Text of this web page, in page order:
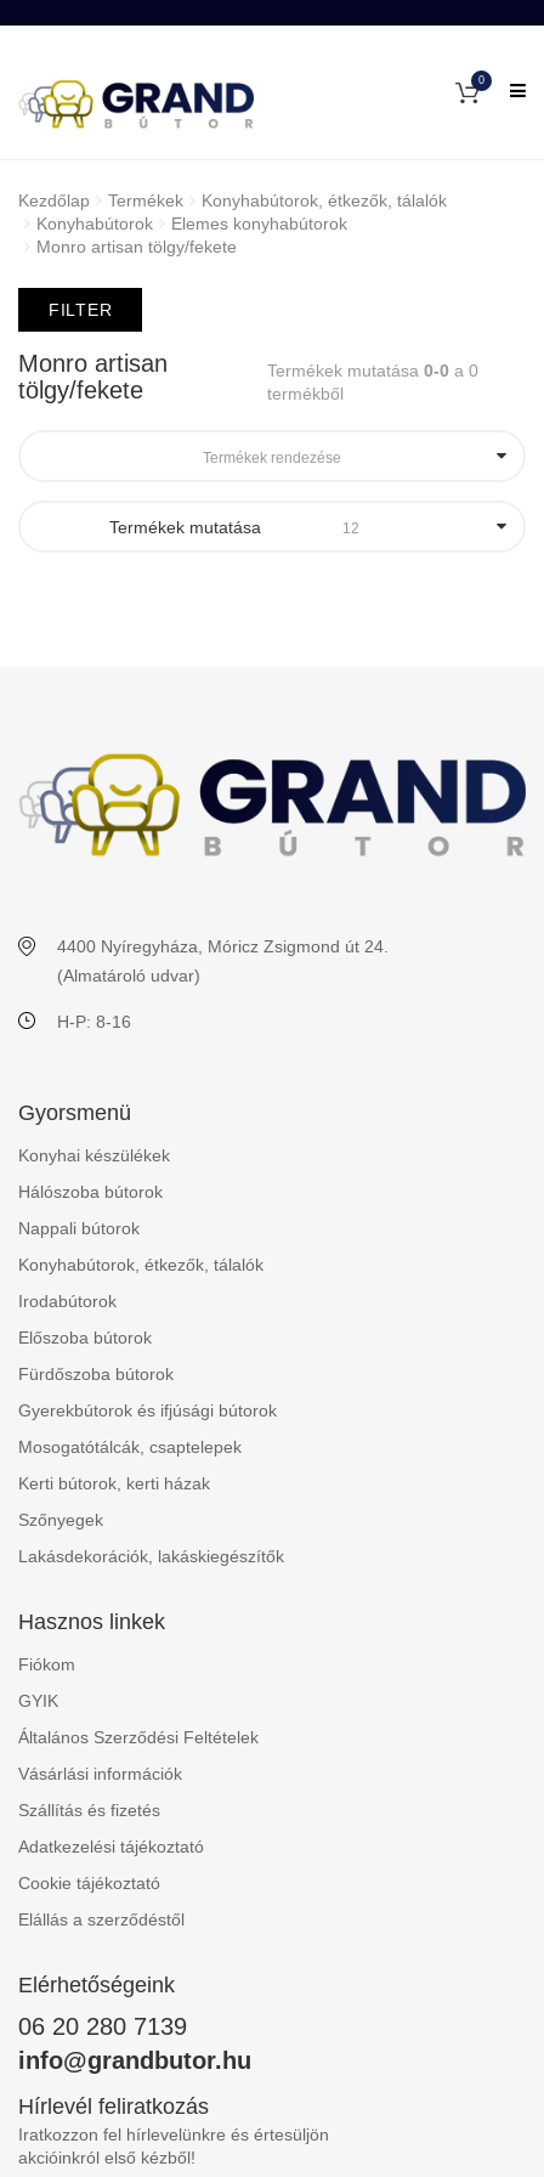
0
Kezdőlap Termékek
Konyhabútorok, étkezők, tálalók
Konyhabútorok
Elemes konyhabútorok
Monro artisan tölgy/fekete
FILTER
Monro artisan
tölgy/fekete
Termékek mutatása0-0a 0
termékből
Termékek rendezése
Termékek mutatása 12
4400 Nyíregyháza, Móricz Zsigmond út 24.
(Almatároló udvar)
H-P: 8-16
Gyorsmenü
Konyhai készülékek
Hálószoba bútorok
Nappali bútorok
Konyhabútorok, étkezők, tálalók
Irodabútorok
Előszoba bútorok
Fürdőszoba bútorok
Gyerekbútorok és ifjúsági bútorok
Mosogatótálcák, csaptelepek
Kerti bútorok, kerti házak
Szőnyegek
Lakásdekorációk, lakáskiegészítők
Hasznos linkek
Fiókom
GYIK
Általános Szerződési Feltételek
Vásárlási információk
Szállítás és fizetés
Adatkezelési tájékoztató
Cookie tájékoztató
Elállás a szerződéstől
Elérhetőségeink
06 20 280 7139
info@grandbutor.hu
Hírlevél feliratkozás
Iratkozzon fel hírlevelünkre és értesüljön
akcióinkról első kézből!